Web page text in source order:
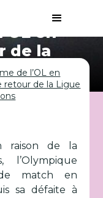
en
de la
de l’OL en
retour de la Ligue
raison de la
l’Olympique
match en
sa défaite à